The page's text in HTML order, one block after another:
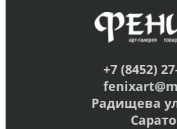
+7 (8452)
Радищева